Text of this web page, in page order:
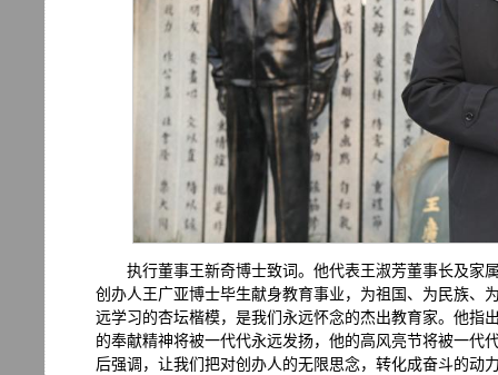
执行董事王新奇博士致词。他代表王淑芳董事长及家
创办人王广亚博士毕生献身教育事业，为祖国、为民族、
远学习的杏坛楷模，是我们永远怀念的杰出教育家。他指
的奉献精神将被一代代永远发扬，他的高风亮节将被一代
后强调，让我们把对创办人的无限思念，转化成奋斗的动